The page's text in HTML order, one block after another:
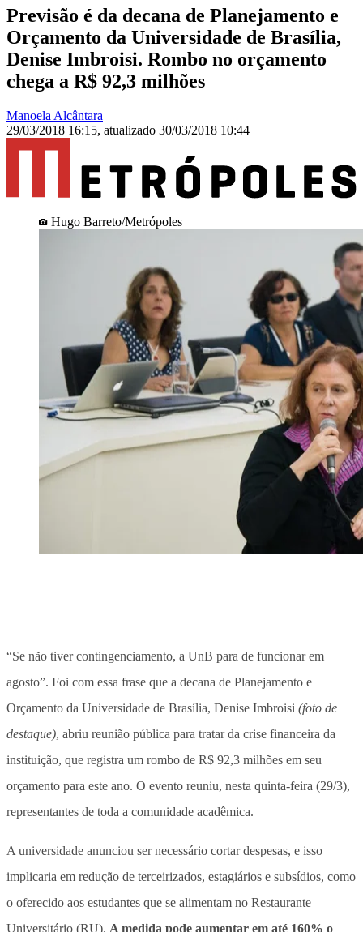
Previsão é da decana de Planejamento e
Orçamento da Universidade de Brasília,
Denise Imbroisi. Rombo no orçamento
chega a R$ 92,3 milhões
Manoela Alcântara
29/03/2018 16:15, atualizado 30/03/2018 10:44
Hugo Barreto/Metrópoles
“Se não tiver contingenciamento, a UnB para de funcionar em
agosto”. Foi com essa frase que a decana de Planejamento e
Orçamento da Universidade de Brasília, Denise Imbroisi (foto de
destaque), abriu reunião pública para tratar da crise financeira da
instituição, que registra um rombo de R$ 92,3 milhões em seu
orçamento para este ano. O evento reuniu, nesta quinta-feira (29/3),
representantes de toda a comunidade acadêmica.
A universidade anunciou ser necessário cortar despesas, e isso
implicaria em redução de terceirizados, estagiários e subsídios, como
o oferecido aos estudantes que se alimentam no Restaurante
Universitário (RU). A medida pode aumentar em até 160% o